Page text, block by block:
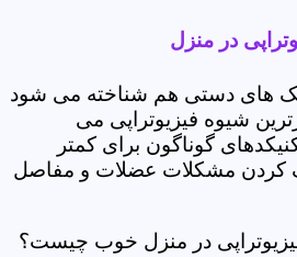
در منزل
های دستی هم شناخته می شود
شیوه فیزیوتراپی می
گوناگون برای کمتر
کردن مشکلات عضلات و مفاصل
در منزل خوب چیست؟